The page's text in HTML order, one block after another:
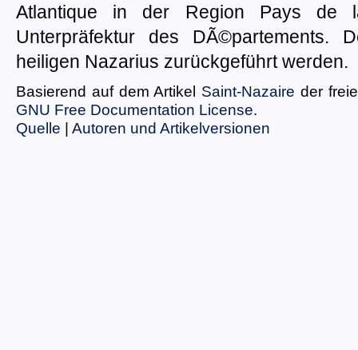
Atlantique in der Region Pays
Unterpräfektur des DÃ©partements.
heiligen Nazarius zurückgeführt werden.
Basierend auf dem Artikel Saint-Nazaire der
GNU Free Documentation License.
Quelle | Autoren und Artikelversionen